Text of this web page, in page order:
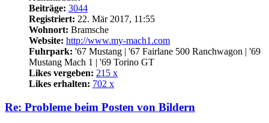
Beiträge: 3044
Registriert: 22. Mär 2017, 11:55
Wohnort: Bramsche
Website: http://www.my-mach1.com
Fuhrpark: '67 Mustang | '67 Fairlane 500 Ranchwagon | '69
Mustang Mach 1 | '69 Torino GT
Likes vergeben: 215 x
Likes erhalten: 702 x
Re: Probleme beim Posten von Bildern